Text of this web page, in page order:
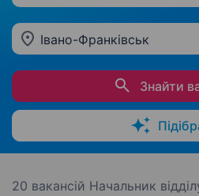
Івано-Франківськ
Знайти
20 вакансій Начальник